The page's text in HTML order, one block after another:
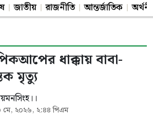
জাতীয় রাজনীতি আন্তর্জাতিক
ধাক্কায় বাবা-
মৃত্যু
মে, ২০২৬, ২:৪৪ পিএম